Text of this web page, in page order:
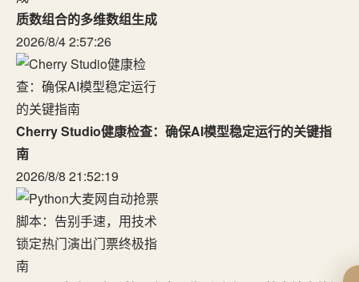
质数组合的多维数组生成
2026/8/4 2:57:26
Cherry Studio健康检查：确保AI模型稳定运行的关键指
南
2026/8/8 21:52:19